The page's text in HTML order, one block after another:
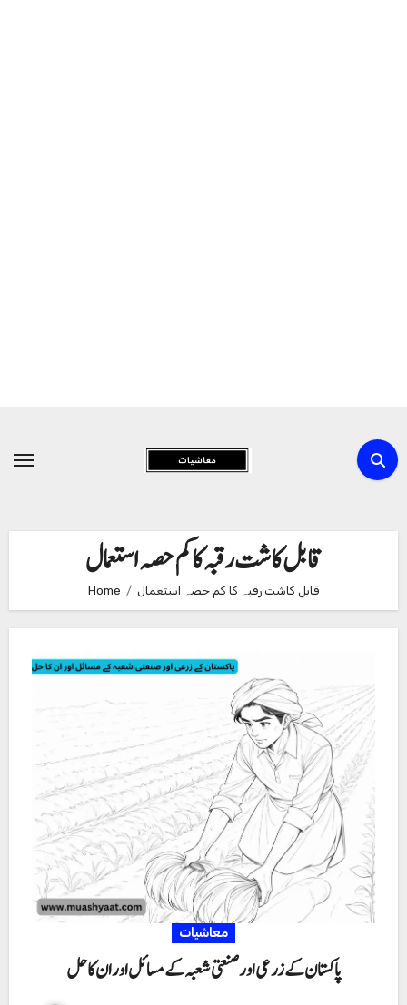
Content
قابل کاشت رقبہ کا کم حصہ استعمال
Home قابل کاشت رقبہ کا کم حصہ استعمال
معاشیات
پاکستان کے زرعی اور صنعتی شعبہ کے مسائل اور ان کا حل